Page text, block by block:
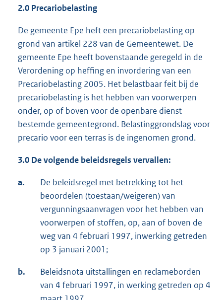
2.0 Precariobelasting
De gemeente Epe heft een precariobelasting op
grond van artikel 228 van de Gemeentewet. De
gemeente Epe heeft bovenstaande geregeld in de
Verordening op heffing en invordering van een
Precariobelasting 2005. Het belastbaar feit bij de
precariobelasting is het hebben van voorwerpen
onder, op of boven voor de openbare dienst
bestemde gemeentegrond. Belastinggrondslag voor
precario voor een terras is de ingenomen grond.
3.0 De volgende beleidsregels vervallen:
a.
De beleidsregel met betrekking tot het
beoordelen (toestaan/weigeren) van
vergunningsaanvragen voor het hebben van
voorwerpen of stoffen, op, aan of boven de
weg van 4 februari 1997, inwerking getreden
op 3 januari 2001;
b.
Beleidsnota uitstallingen en reclameborden
van 4 februari 1997, in werking getreden op 4